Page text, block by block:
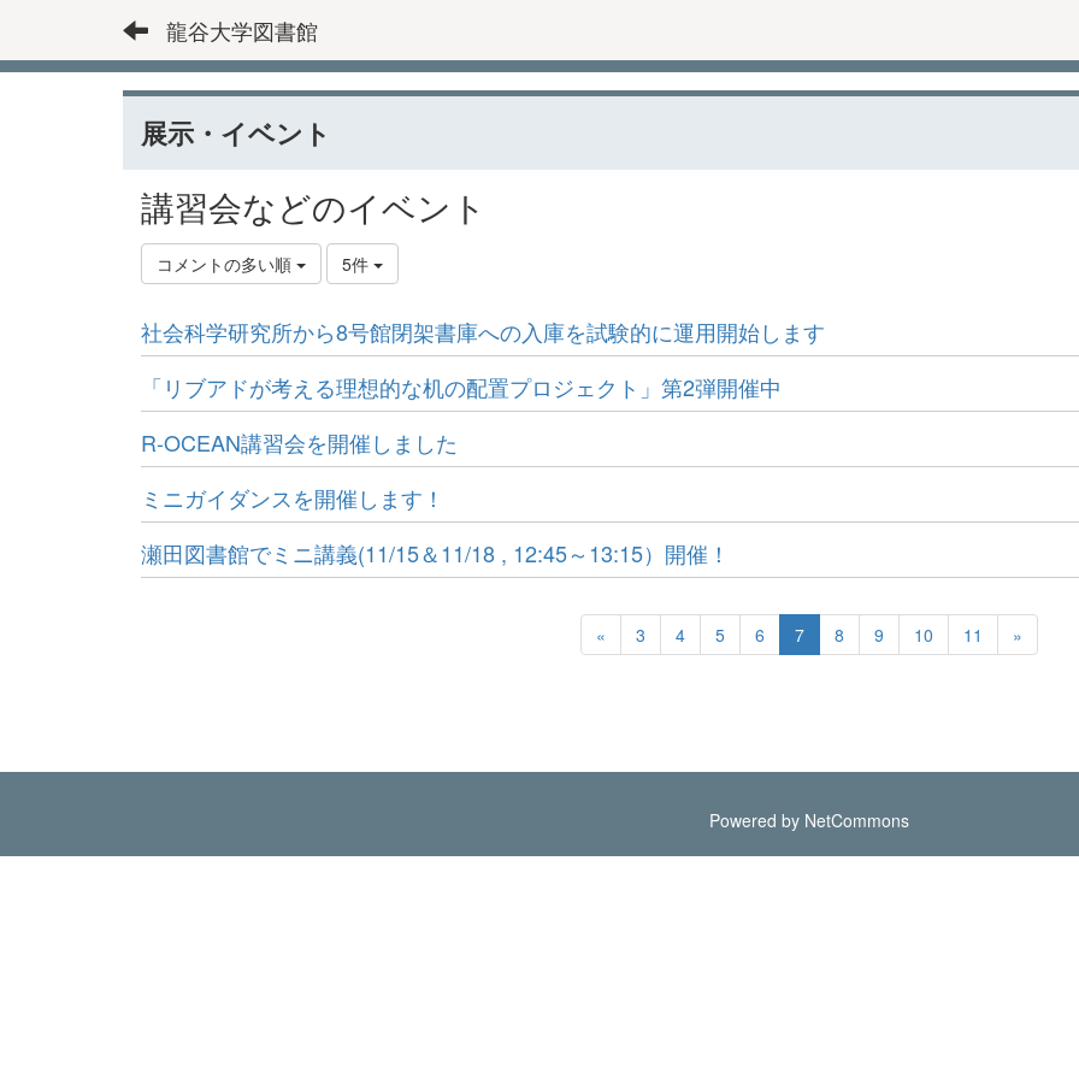
龍谷大学図書館
展示・イベント
講習会などのイベント
コメントの多い順 5件
社会科学研究所から8号館閉架書庫への入庫を試験的に運用開始します
「リブアドが考える理想的な机の配置プロジェクト」第2弾開催中
R-OCEAN講習会を開催しました
ミニガイダンスを開催します！
瀬田図書館でミニ講義(11/15＆11/18 , 12:45～13:15）開催！
« 3 4 5 6 7 8 9 10 11 »
Powered by NetCommons